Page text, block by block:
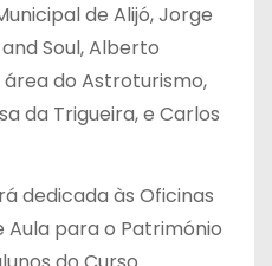
de Alijó, Jorge
Soul, Alberto
do Astroturismo,
da Trigueira, e Carlos
dedicada às Oficinas
Aula para o Património